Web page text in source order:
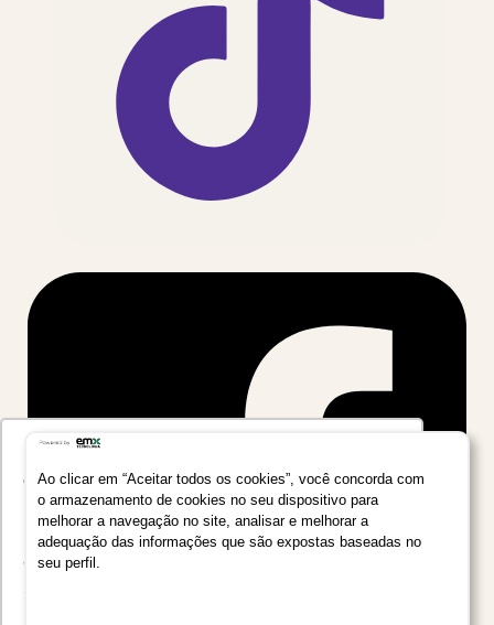
Utilizamos seus dados para oferecer uma
experiência mais relevante ao analisar e
personalizar conteúdos e anúncios em nossa
plataforma e em serviços de terceiros. Consulte
a Política de Privacidade de Dados do Grupo
Ao clicar em “Aceitar todos os cookies”, você concorda com
o armazenamento de cookies no seu dispositivo para
melhorar a navegação no site, analisar e melhorar a
adequação das informações que são expostas baseadas no
seu perfil.